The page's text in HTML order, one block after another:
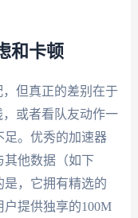
和卡顿
但真正的差别在于
或者看队友动作一
足。优秀的加速器
其他数据（如下
是，它拥有精选的
提供独享的100M